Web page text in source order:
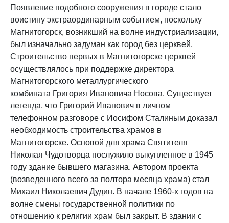
Появление подобного сооружения в городе стало
воистину экстраординарным событием, поскольку
Магнитогорск, возникший на волне индустриализации,
был изначально задуман как город без церквей.
Строительство первых в Магнитогорске церквей
осуществлялось при поддержке директора
Магнитогорского металлургического
комбината Григория Ивановича Носова. Существует
легенда, что Григорий Иванович в личном
телефонном разговоре с Иосифом Сталиным доказал
необходимость строительства храмов в
Магнитогорске. Основой для храма Святителя
Николая Чудотворца послужило выкупленное в 1945
году здание бывшего магазина. Автором проекта
(возведенного всего за полтора месяца храма) стал
Михаил Николаевич Дудин. В начале 1960-х годов на
волне смены государственной политики по
отношению к религии храм был закрыт. В здании с